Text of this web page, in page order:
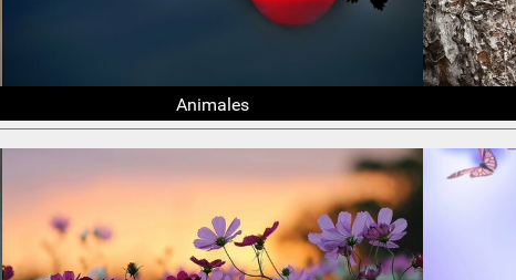
Animales